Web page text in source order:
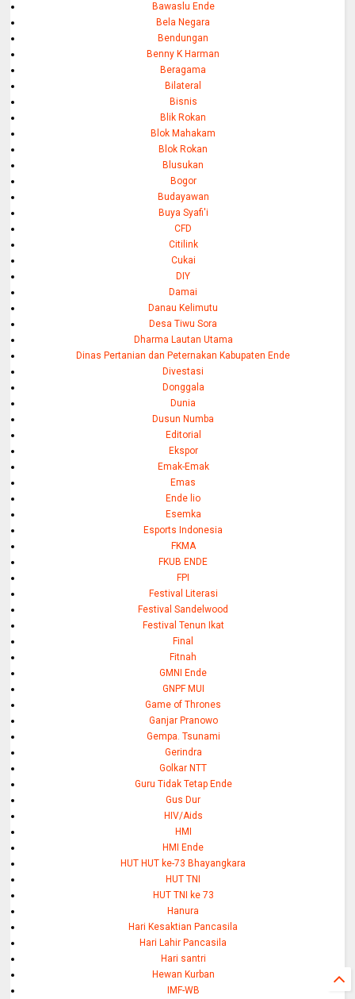
Bawaslu Ende
Bela Negara
Bendungan
Benny K Harman
Beragama
Bilateral
Bisnis
Blik Rokan
Blok Mahakam
Blok Rokan
Blusukan
Bogor
Budayawan
Buya Syafi'i
CFD
Citilink
Cukai
DIY
Damai
Danau Kelimutu
Desa Tiwu Sora
Dharma Lautan Utama
Dinas Pertanian dan Peternakan Kabupaten Ende
Divestasi
Donggala
Dunia
Dusun Numba
Editorial
Ekspor
Emak-Emak
Emas
Ende lio
Esemka
Esports Indonesia
FKMA
FKUB ENDE
FPI
Festival Literasi
Festival Sandelwood
Festival Tenun Ikat
Final
Fitnah
GMNI Ende
GNPF MUI
Game of Thrones
Ganjar Pranowo
Gempa. Tsunami
Gerindra
Golkar NTT
Guru Tidak Tetap Ende
Gus Dur
HIV/Aids
HMI
HMI Ende
HUT HUT ke-73 Bhayangkara
HUT TNI
HUT TNI ke 73
Hanura
Hari Kesaktian Pancasila
Hari Lahir Pancasila
Hari santri
Hewan Kurban
IMF-WB